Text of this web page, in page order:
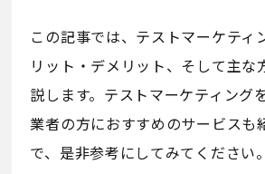
この記事では、テストマーケティ
リット・デメリット、そして主な
説します。テストマーケティング
業者の方におすすめのサービスも
で、是非参考にしてみてください。